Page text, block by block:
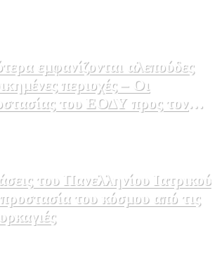
εμφανίζονται αλεπούδες
περιοχές – Οι
του ΕΟΔΥ προς τον
του Πανελληνίου Ιατρικού
του κόσμου από τις